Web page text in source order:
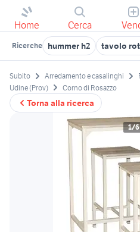
Home Cerca
Ricerche hummer h2 tavolo
Torna alla ricerca
Subito Arredamento e casalinghi
Udine (Prov)
Corno di Rosazzo
1/6